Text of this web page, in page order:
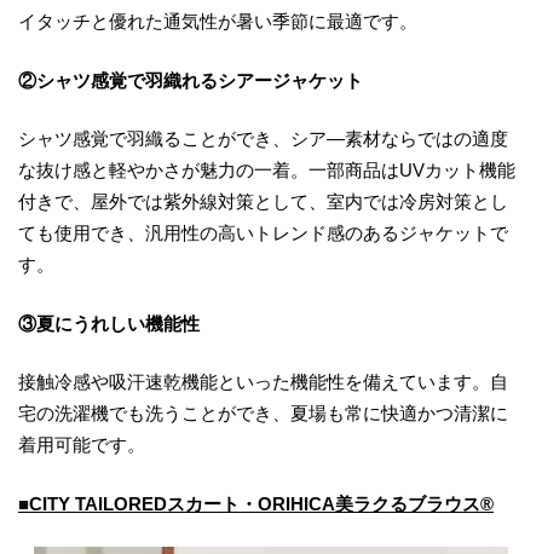
イタッチと優れた通気性が暑い季節に最適です。
②シャツ感覚で羽織れるシアージャケット
シャツ感覚で羽織ることができ、シア―素材ならではの適度
な抜け感と軽やかさが魅力の一着。一部商品はUVカット機能
付きで、屋外では紫外線対策として、室内では冷房対策とし
ても使用でき、汎用性の高いトレンド感のあるジャケットで
す。
③夏にうれしい機能性
接触冷感や吸汗速乾機能といった機能性を備えています。自
宅の洗濯機でも洗うことができ、夏場も常に快適かつ清潔に
着用可能です。
■CITY TAILOREDスカート・ORIHICA美ラクるブラウス®